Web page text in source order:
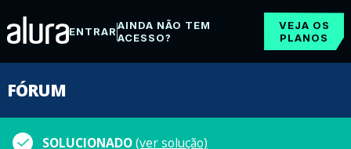
ENTRARAINDA NÃO TEM
ACESSO?
VEJA OS
PLANOS
FÓRUM
SOLUCIONADO(ver solução)